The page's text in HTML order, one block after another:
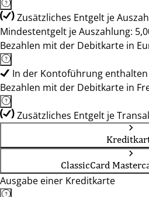
Zusätzliches Entgelt je
Mindestentgelt je Auszahlung:
Bezahlen mit der Debitkarte in
In der Kontoführung enthalten
Bezahlen mit der Debitkarte in
Zusätzliches Entgelt je
ClassicCard
Ausgabe einer Kreditkarte